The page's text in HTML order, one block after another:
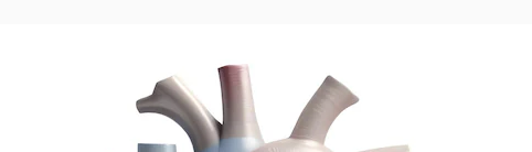
Produits